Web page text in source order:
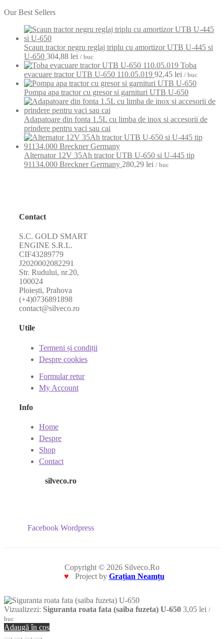
Our Best Sellers
Scaun tractor negru reglaj triplu cu amortizor UTB U-445 si
U-650 304,88 lei / buc
Toba
evacuare tractor UTB U-650 110.05.019 92,45 lei / buc
Pompa apa tractor cu gresor si garnituri UTB U-650
Adapatoare din fonta 1.5L cu limba de inox si accesorii de
prindere pentru vaci sau cai
Alternator 12V 35Ah tractor UTB U-650 si U-445 tip
91134.000 Breckner Germany 280,29 lei / buc
Contact
S.C. GOLD SMART
ENGINE S.R.L.
CIF43289779
J2020002082291
Str. Rudului, nr.20,
100024
Ploiești, Prahova
(+4)0736891898
contact@silveco.ro
Utile
Termeni și condiții
Despre cookies
Formular retur
My Account
Info
Home
Despre
Shop
Contact
silveco.ro
Facebook Wordpress
Copyright © 2026 Silveco.Ro
♥
Project by Grațian Neamțu
Vizualizezi: Siguranta roata fata (saiba fuzeta) U-650 3,05 lei /
buc
Adaugă în coș